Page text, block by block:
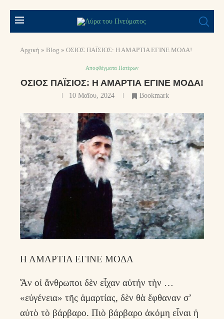
Αρχική » Blog » ΟΣΙΟΣ ΠΑΪΣΙΟΣ: Η ΑΜΑΡΤΙΑ ΕΓΙΝΕ ΜΟΔΑ!
Αποφθέγματα Πατέρων
ΟΣΙΟΣ ΠΑΪΣΙΟΣ: Η ΑΜΑΡΤΙΑ ΕΓΙΝΕ ΜΟΔΑ!
10 Μαΐου, 2024 Bookmark
Η ΑΜΑΡΤΙΑ ΕΓΙΝΕ ΜΟΔΑ
Ἄν οἱ ἄνθρωποι δὲν εἶχαν αὐτήν τὴν …
«εὐγένεια» τῆς ἁμαρτίας, δὲν θὰ ἔφθαναν σ’
αὐτὸ τὸ βάρβαρο. Πιὸ βάρβαρο ἀκόμη εἶναι ἡ